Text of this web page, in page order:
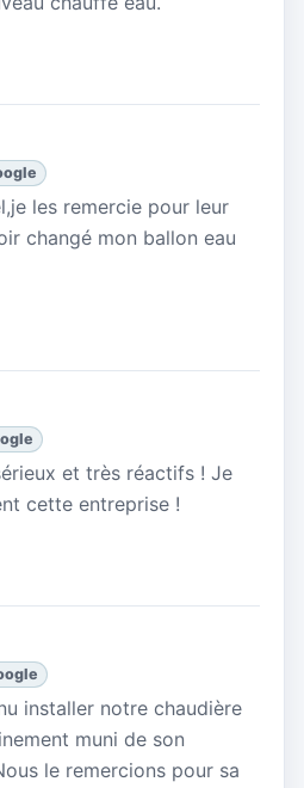
les remercie pour leur
changé mon ballon eau
et très réactifs ! Je
cette entreprise !
installer notre chaudière
muni de son
le remercions pour sa